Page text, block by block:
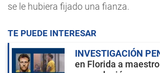
se le hubiera fijado una fianza.
TE PUEDE INTERESAR
INVESTIGACIÓN
en Florida a